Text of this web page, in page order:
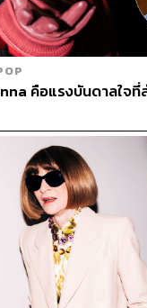
คือแรงบันดาลใ